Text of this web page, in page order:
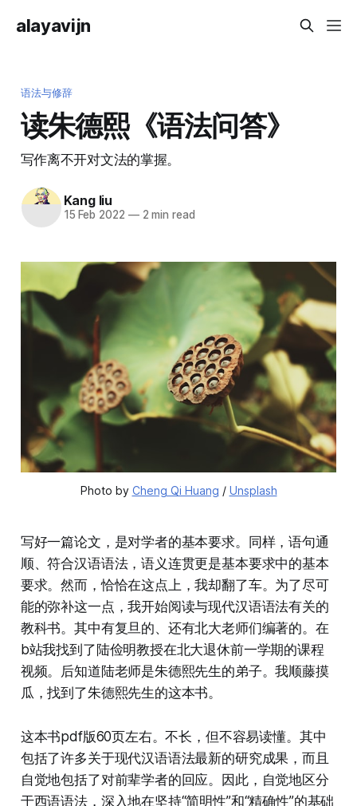
alayavijn
语法与修辞
读朱德熙《语法问答》
写作离不开对文法的掌握。
Kang liu
15 Feb 2022 —2 min read
Photo by Cheng Qi Huang / Unsplash
写好一篇论文，是对学者的基本要求。同样，语句通
顺、符合汉语语法，语义连贯更是基本要求中的基本
要求。然而，恰恰在这点上，我却翻了车。为了尽可
能的弥补这一点，我开始阅读与现代汉语语法有关的
教科书。其中有复旦的、还有北大老师们编著的。在
b站我找到了陆俭明教授在北大退休前一学期的课程
视频。后知道陆老师是朱德熙先生的弟子。我顺藤摸
瓜，找到了朱德熙先生的这本书。
这本书pdf版60页左右。不长，但不容易读懂。其中
包括了许多关于现代汉语语法最新的研究成果，而且
自觉地包括了对前辈学者的回应。因此，自觉地区分
于西语语法，深入地在坚持“简明性”和“精确性”的基础